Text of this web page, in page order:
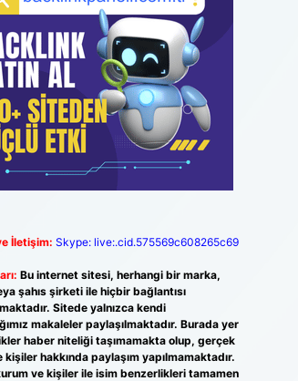
İletişim: Skype: live:.cid.575569c608265c69
Bu internet sitesi, herhangi bir marka,
şahıs şirketi ile hiçbir bağlantısı
Sitede yalnızca kendi
makaleler paylaşılmaktadır. Burada yer
haber niteliği taşımamakta olup, gerçek
kişiler hakkında paylaşım yapılmamaktadır.
ve kişiler ile isim benzerlikleri tamamen